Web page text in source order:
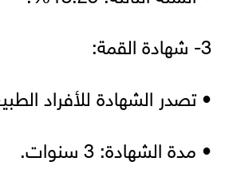
3- شهادة القمة:
• تصدر الشهادة للأفراد
• مدة الشهادة: 3 سنوات.